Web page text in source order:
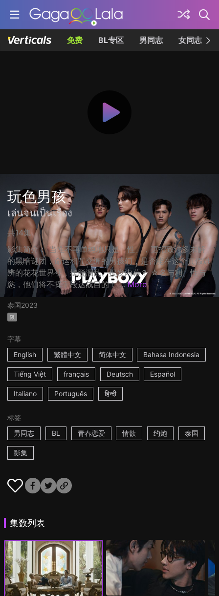
免费 BL专区 男同志 女同志
玩色男孩
เล่นจนเป็นเรื่อง
共14集
影集简介： 当性不再单纯地只是「性」，更招致许多未解
的黑暗谜团，命运相互交缠的男孩们，是否能在这个真假难
辨的花花世界裡，摆脱溷乱、揭发内幕？ ☆名与利、性与
慾，他们将不择手段达成目的！ ... More
泰国2023
限
字幕
English
繁體中文 简体中文 Bahasa Indonesia
Tiếng Việt français Deutsch Español
Italiano Português हिन्दी
标签
男同志
BL 青春恋爱 情欲 约炮 泰国
影集
集数列表